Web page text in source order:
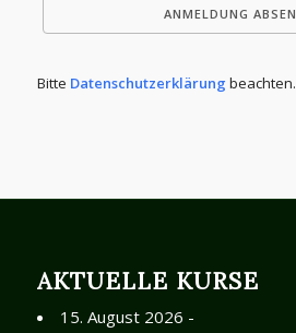
Bitte Datenschutzerklärung beachten.
AKTUELLE KURSE
15. August 2026 -